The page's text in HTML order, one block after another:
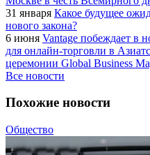
31 января Какое будущее
нового закона?
6 июня Vantage побеждает в
для онлайн-торговли в
церемонии Global Business
Все новости
Похожие новости
Общество